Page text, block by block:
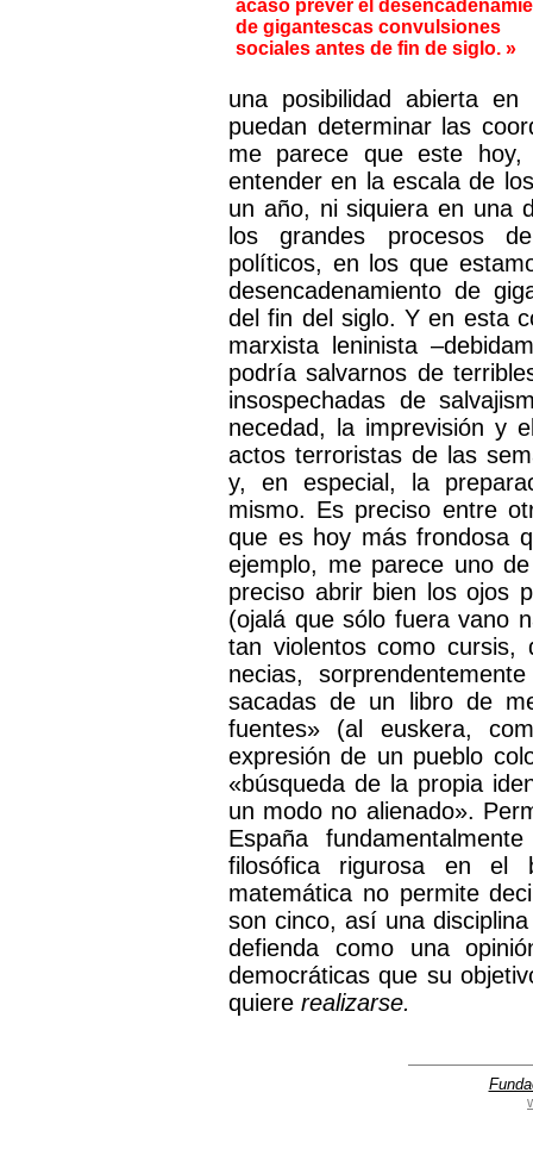
acaso prever el
de gigantescas convulsiones
sociales antes de fin de siglo. »
una posibilidad abierta
puedan determinar las
me parece que este
entender en la escala de
un año, ni siquiera en una
los grandes procesos
políticos, en los que
desencadenamiento de
del fin del siglo. Y en esta
marxista leninista
podría salvarnos de
insospechadas de
necedad, la imprevisión y
actos terroristas de las
y, en especial, la
mismo. Es preciso entre
que es hoy más frondosa
ejemplo, me parece uno
preciso abrir bien los ojos
(ojalá que sólo fuera vano
tan violentos como cursis,
necias,
sacadas de un libro de
fuentes» (al euskera,
expresión de un pueblo
«búsqueda de la propia
un modo no alienado».
España
filosófica rigurosa en el
matemática no permite
son cinco, así una
defienda como una
democráticas que su
quiere realizarse.